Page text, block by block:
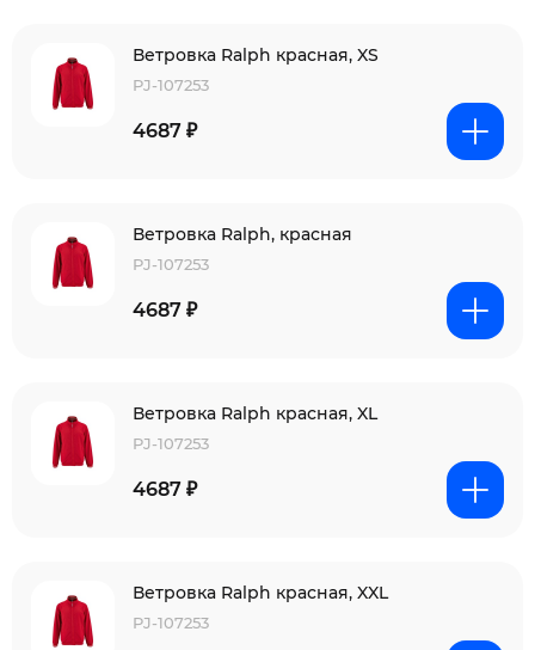
Ветровка Ralph красная, XS
PJ-107253
4687 ₽
Ветровка Ralph, красная
PJ-107253
4687 ₽
Ветровка Ralph красная, XL
PJ-107253
4687 ₽
Ветровка Ralph красная, XXL
PJ-107253